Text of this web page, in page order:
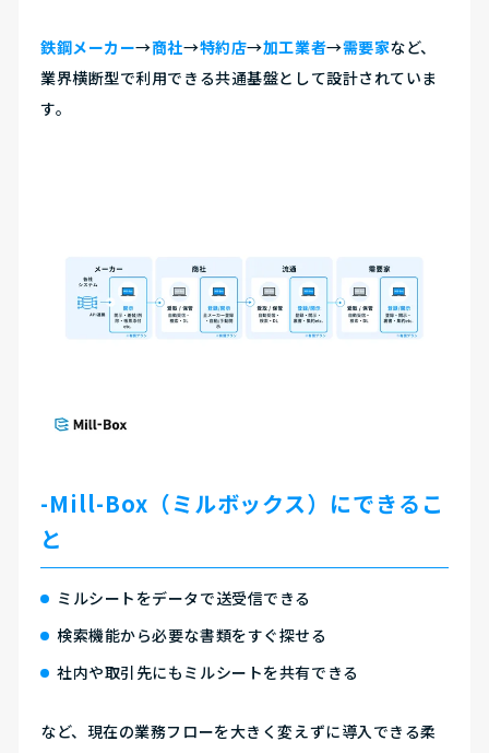
鉄鋼メーカー→商社→特約店→加工業者→需要家など、
業界横断型で利用できる共通基盤として設計されていま
す。
-Mill-Box（ミルボックス）にできるこ
と
ミルシートをデータで送受信できる
検索機能から必要な書類をすぐ探せる
社内や取引先にもミルシートを共有できる
など、 現在の業務フローを大きく変えずに導入できる柔